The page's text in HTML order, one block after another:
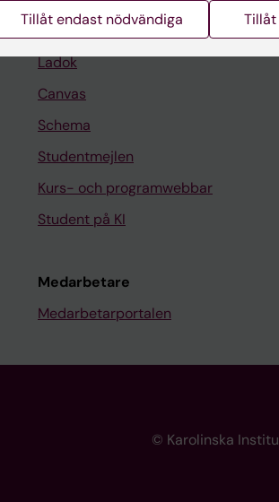
Student
Ladok
Canvas
Schema
Studentmejlen
Kurs- och programwebbar
Student på KI
Medarbetare
Medarbetarportalen
© Karolinska
Tillåt endast nödvändiga Tillåt